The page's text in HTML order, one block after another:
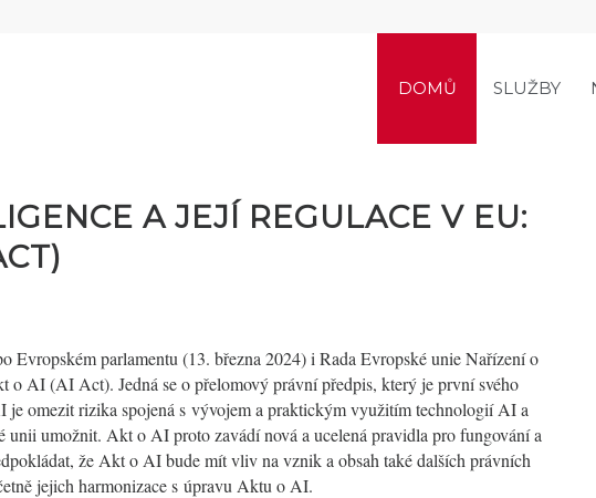
DOMŮ SLUŽBY
A JEJÍ REGULACE V EU:
Evropském parlamentu (13. března 2024) i Rada Evropské unieNařízení o
o AI (AI Act). Jedná se o přelomový právní předpis, který je první svého
je omezit rizika spojená s vývojem a praktickým využitím technologií AI a
umožnit. Akt o AI proto zavádí nová a ucelená pravidla pro fungování a
že Akt o AI bude mít vliv na vznik a obsah také dalších právních
jejich harmonizace s úpravu Aktu o AI.